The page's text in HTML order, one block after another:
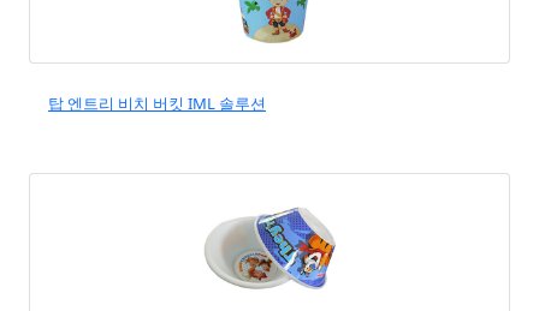
탑 엔트리 비치 버킷 IML 솔루션